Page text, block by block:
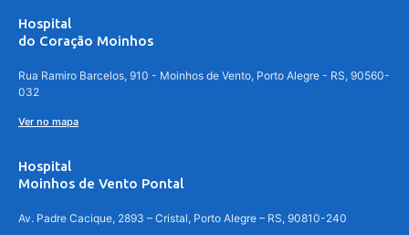
Hospital
do Coração Moinhos
Rua Ramiro Barcelos, 910 - Moinhos de Vento, Porto Alegre - RS, 90560-
032
Ver no mapa
Hospital
Moinhos de Vento Pontal
Av. Padre Cacique, 2893 – Cristal, Porto Alegre – RS, 90810-240